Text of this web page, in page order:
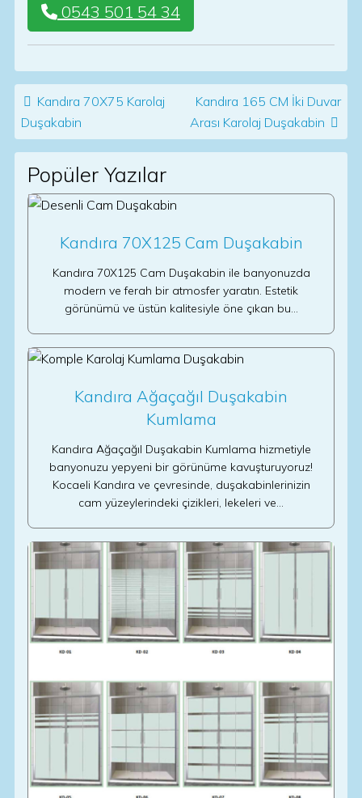
0543 501 54 34
Post navigation
Kandıra 70X75 Karolaj
Duşakabin
Kandıra 165 CM İki Duvar
Arası Karolaj Duşakabin
Popüler Yazılar
Kandıra 70X125 Cam Duşakabin
Kandıra 70X125 Cam Duşakabin ile banyonuzda
modern ve ferah bir atmosfer yaratın. Estetik
görünümü ve üstün kalitesiyle öne çıkan bu…
Kandıra Ağaçağıl Duşakabin
Kumlama
Kandıra Ağaçağıl Duşakabin Kumlama hizmetiyle
banyonuzu yepyeni bir görünüme kavuşturuyoruz!
Kocaeli Kandıra ve çevresinde, duşakabinlerinizin
cam yüzeylerindeki çizikleri, lekeleri ve…